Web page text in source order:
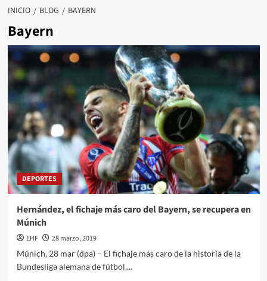
INICIO BLOG BAYERN
Bayern
DEPORTES
Hernández, el fichaje más caro del Bayern, se recupera en
Múnich
EHF
28 marzo, 2019
Múnich, 28 mar (dpa) – El fichaje más caro de la historia de la
Bundesliga alemana de fútbol,...